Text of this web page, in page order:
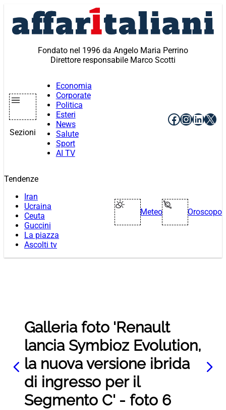
contenuto
Fondato nel 1996 da Angelo Maria Perrino
Direttore responsabile Marco Scotti
Sezioni
Economia
Corporate
Politica
Esteri
News
Salute
Sport
AI TV
Facebook
X
Tendenze
Iran
Ucraina
Ceuta
Guccini
La piazza
Ascolti tv
Meteo Oroscopo
Galleria foto 'Renault
lancia Symbioz Evolution,
la nuova versione ibrida
di ingresso per il
Segmento C' - foto 6